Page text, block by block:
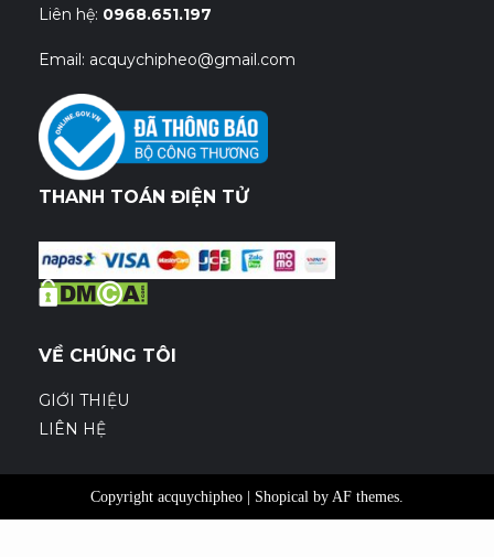
Liên hệ: 0968.651.197
Email: acquychipheo@gmail.com
THANH TOÁN ĐIỆN TỬ
VỀ CHÚNG TÔI
GIỚI THIỆU
LIÊN HỆ
Copyright acquychipheo Shopical by AF themes.